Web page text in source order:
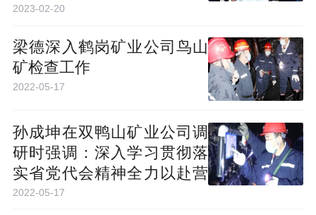
综合治理水平
2023-02-20
梁德深入鹤岗矿业公司鸟山
矿检查工作
2022-05-17
孙成坤在双鸭山矿业公司调
研时强调：深入学习贯彻落
实省党代会精神全力以赴营
造安全稳定发展环境
2022-05-17